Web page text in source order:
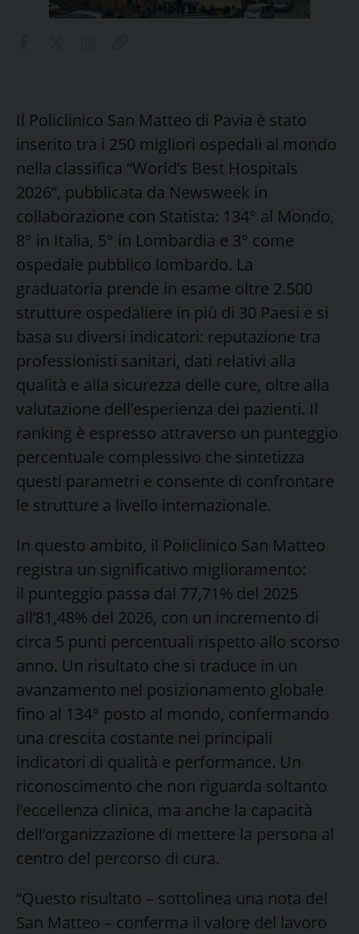
Il Policlinico San Matteo di Pavia è stato
inserito tra i 250 migliori ospedali al mondo
nella classifica “World’s Best Hospitals
2026”, pubblicata da Newsweek in
collaborazione con Statista: 134° al Mondo,
8° in Italia, 5° in Lombardia e 3° come
ospedale pubblico lombardo. La
graduatoria prende in esame oltre 2.500
strutture ospedaliere in più di 30 Paesi e si
basa su diversi indicatori: reputazione tra
professionisti sanitari, dati relativi alla
qualità e alla sicurezza delle cure, oltre alla
valutazione dell’esperienza dei pazienti. Il
ranking è espresso attraverso un punteggio
percentuale complessivo che sintetizza
questi parametri e consente di confrontare
le strutture a livello internazionale.
In questo ambito, il Policlinico San Matteo
registra un significativo miglioramento:
il punteggio passa dal 77,71% del 2025
all’81,48% del 2026, con un incremento di
circa 5 punti percentuali rispetto allo scorso
anno. Un risultato che si traduce in un
avanzamento nel posizionamento globale
fino al 134° posto al mondo, confermando
una crescita costante nei principali
indicatori di qualità e performance. Un
riconoscimento che non riguarda soltanto
l’eccellenza clinica, ma anche la capacità
dell’organizzazione di mettere la persona al
centro del percorso di cura.
“Questo risultato – sottolinea una nota del
San Matteo – conferma il valore del lavoro